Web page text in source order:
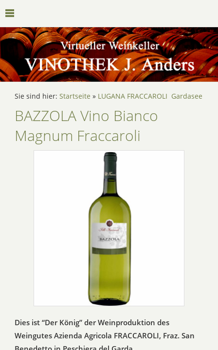
Sie sind hier: Startseite » LUGANA FRACCAROLI Gardasee
BAZZOLA Vino Bianco
Magnum Fraccaroli
Dies ist “Der König” der Weinproduktion des
Weingutes Azienda Agricola FRACCAROLI, Fraz. San